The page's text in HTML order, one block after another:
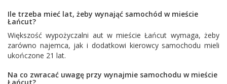
Ile trzeba mieć lat, żeby wynająć samochód w mieście
Łańcut?
Większość wypożyczalni aut w mieście Łańcut wymaga, żeby
zarówno najemca, jak i dodatkowi kierowcy samochodu mieli
ukończone 21 lat.
Na co zwracać uwagę przy wynajmie samochodu w mieście